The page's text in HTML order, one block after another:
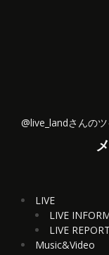
@live_landさんの
LIVE
LIVE
LIVE REPORT
Music&Video